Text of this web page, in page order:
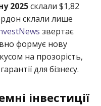
2025склали $1,82
склали лише
звертає
формує нову
на прозорість,
для бізнесу.
інвестиції